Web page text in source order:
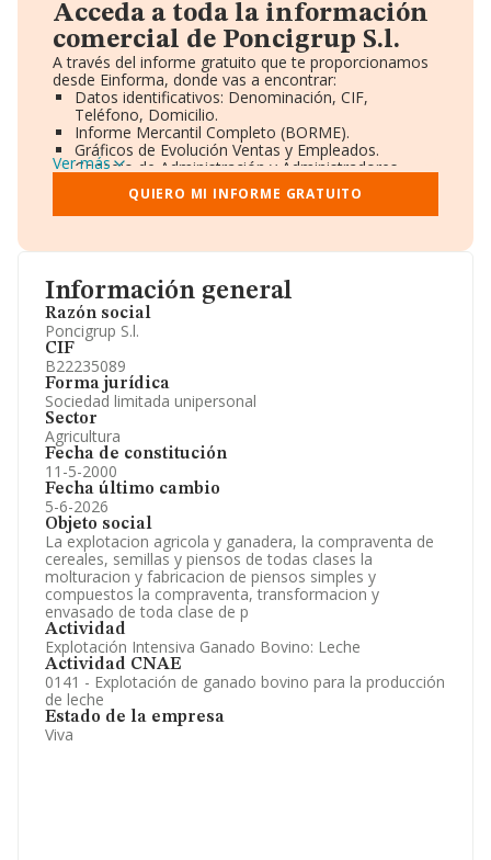
Información general
Razón social
Poncigrup S.l.
CIF
B22235089
Forma jurídica
Sociedad limitada unipersonal
Sector
Agricultura
Fecha de constitución
11-5-2000
Fecha último cambio
5-6-2026
Objeto social
La explotacion agricola y ganadera, la compraventa de
cereales, semillas y piensos de todas clases la
molturacion y fabricacion de piensos simples y
compuestos la compraventa, transformacion y
envasado de toda clase de p
Actividad
Explotación Intensiva Ganado Bovino: Leche
Actividad CNAE
0141 - Explotación de ganado bovino para la producción
de leche
Estado de la empresa
Viva
Acceda a toda la información
comercial de Poncigrup S.l.
A través del informe gratuito que te proporcionamos
desde Einforma, donde vas a encontrar:
Datos identificativos: Denominación, CIF,
Teléfono, Domicilio.
Informe Mercantil Completo (BORME).
Gráficos de Evolución Ventas y Empleados.
Consejo de Administración y Administradores.
Directivos y Ejecutivos.
Accionistas.
Participaciones y Vinculaciones en otras empresas.
Información oficial y registral complementaria.
Ver más
QUIERO MI INFORME GRATUITO